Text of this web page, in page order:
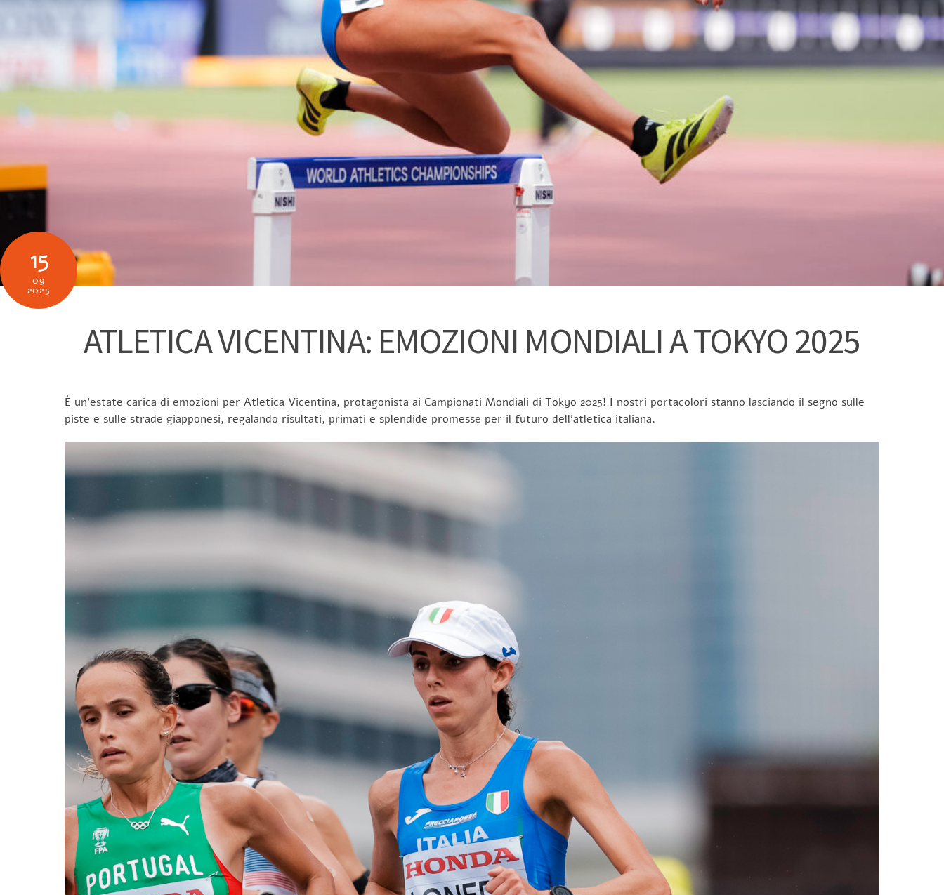
15
09
2025
ATLETICA VICENTINA: EMOZIONI MONDIALI A TOKYO 2025
È un’estate carica di emozioni per Atletica Vicentina, protagonista ai Campionati Mondiali di Tokyo 2025! I nostri portacolori stanno lasciando il segno sulle
piste e sulle strade giapponesi, regalando risultati, primati e splendide promesse per il futuro dell’atletica italiana.